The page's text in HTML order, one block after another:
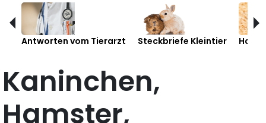
Antworten vom Tierarzt Steckbriefe Kleintier
Kaninchen,
Hamster,